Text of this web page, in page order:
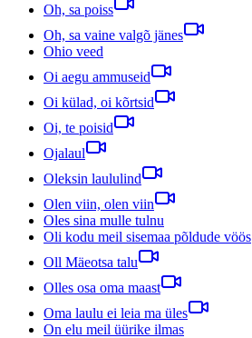
Oh, sa poiss
Oh, sa vaine valgõ jänes
Ohio veed
Oi aegu ammuseid
Oi külad, oi kõrtsid
Oi, te poisid
Ojalaul
Oleksin laululind
Olen viin, olen viin
Oles sina mulle tulnu
Oli kodu meil sisemaa põldude vöös
Oll Mäeotsa talu
Olles osa oma maast
Oma laulu ei leia ma üles
On elu meil üürike ilmas